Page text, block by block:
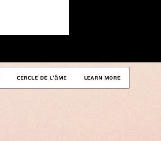
Cercle de l'âme LEARN MORE